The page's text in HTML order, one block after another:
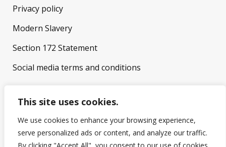
This site uses cookies.
We use cookies to enhance your browsing experience,
serve personalized ads or content, and analyze our traffic.
Privacy policy
Modern Slavery
Section 172 Statement
Social media terms and conditions